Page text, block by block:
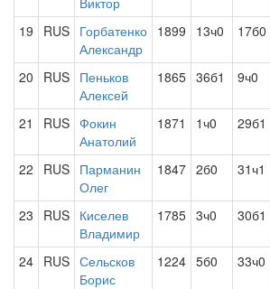
19 RUS Горбатенко
Александр
1899 13ч0 17б0
20 RUS Пеньков
Алексей
1865 36б1 9ч0
21 RUS Фокин
Анатолий
1871 1ч0 29б1
22 RUS Парманин
Олег
1847 2б0 31ч1
23 RUS Киселев
Владимир
1785 3ч0 30б1
24 RUS Сельсков
Борис
1224 5б0 33ч0